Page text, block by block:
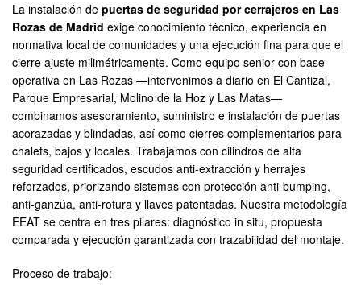
La instalación de puertas de seguridad por cerrajeros en Las
Rozas de Madrid exige conocimiento técnico, experiencia en
normativa local de comunidades y una ejecución fina para que el
cierre ajuste milimétricamente. Como equipo senior con base
operativa en Las Rozas —intervenimos a diario en El Cantizal,
Parque Empresarial, Molino de la Hoz y Las Matas—
combinamos asesoramiento, suministro e instalación de puertas
acorazadas y blindadas, así como cierres complementarios para
chalets, bajos y locales. Trabajamos con cilindros de alta
seguridad certificados, escudos anti-extracción y herrajes
reforzados, priorizando sistemas con protección anti-bumping,
anti-ganzúa, anti-rotura y llaves patentadas. Nuestra metodología
EEAT se centra en tres pilares: diagnóstico in situ, propuesta
comparada y ejecución garantizada con trazabilidad del montaje.
Proceso de trabajo: